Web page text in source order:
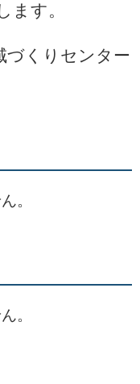
ます。
づくりセンター
。
。​